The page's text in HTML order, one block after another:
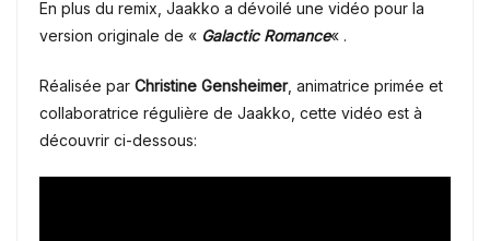
En plus du remix, Jaakko a dévoilé une vidéo pour la
version originale de « Galactic Romance« .
Réalisée par Christine Gensheimer, animatrice primée et
collaboratrice régulière de Jaakko, cette vidéo est à
découvrir ci-dessous: